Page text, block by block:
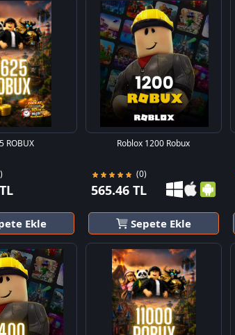
ROBUX
Ekle
Roblox 1200 Robux
(0)
565.46 TL
Sepete Ekle